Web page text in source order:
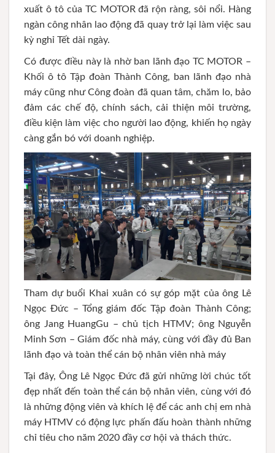
xuất ô tô của TC MOTOR đã rộn ràng, sôi nổi. Hàng
ngàn công nhân lao động đã quay trở lại làm việc sau
kỳ nghỉ Tết dài ngày.
Có được điều này là nhờ ban lãnh đạo TC MOTOR –
Khối ô tô Tập đoàn Thành Công, ban lãnh đạo nhà
máy cũng như Công đoàn đã quan tâm, chăm lo, bảo
đảm các chế độ, chính sách, cải thiện môi trường,
điều kiện làm việc cho người lao động, khiến họ ngày
càng gắn bó với doanh nghiệp.
Tham dự buổi Khai xuân có sự góp mặt của ông Lê
Ngọc Đức – Tổng giám đốc Tập đoàn Thành Công;
ông Jang HuangGu – chủ tịch HTMV; ông Nguyễn
Minh Sơn – Giám đốc nhà máy, cùng với đầy đủ Ban
lãnh đạo và toàn thể cán bộ nhân viên nhà máy
Tại đây, Ông Lê Ngọc Đức đã gửi những lời chúc tốt
đẹp nhất đến toàn thể cán bộ nhân viên, cùng với đó
là những động viên và khích lệ để các anh chị em nhà
máy HTMV có động lực phấn đấu hoàn thành những
chỉ tiêu cho năm 2020 đầy cơ hội và thách thức.